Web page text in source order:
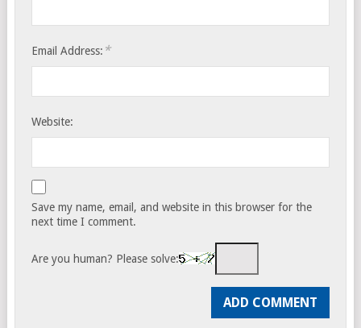
Email Address: *
Website:
Save my name, email, and website in this browser for the
next time I comment.
Are you human? Please solve: